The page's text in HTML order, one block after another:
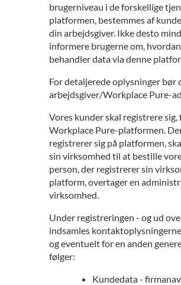
brugerniveau i de forskellige
platformen, bestemmes af
din arbejdsgiver. Ikke desto
informere brugerne om,
behandler data via denne
For detaljerede oplysninger bør
arbejdsgiver/Workplace Pure-
Vores kunder skal registrere sig,
Workplace Pure-platformen.
registrerer sig på platformen,
sin virksomhed til at bestille
person, der registrerer sin
platform, overtager en
virksomhed.
Under registreringen - og ud
indsamles
og eventuelt for en anden
følger:
Kundedata -